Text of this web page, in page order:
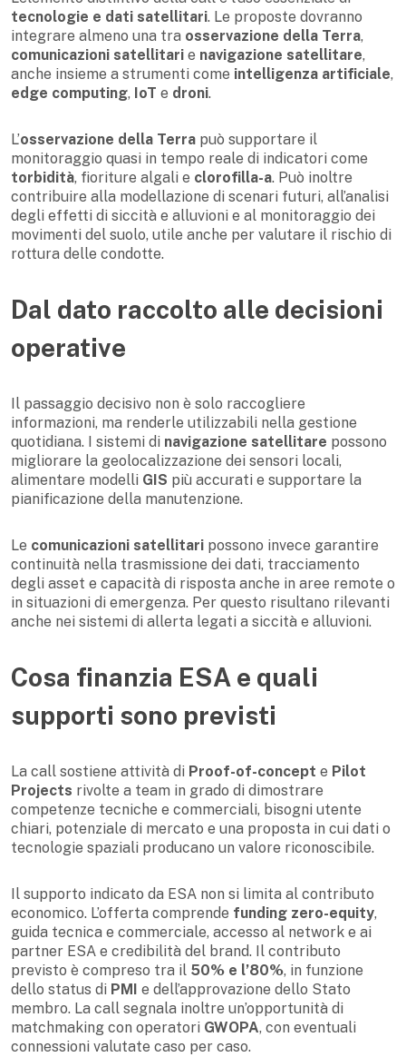
tecnologie e dati satellitari. Le proposte dovranno
integrare almeno una tra osservazione della Terra,
comunicazioni satellitari e navigazione satellitare,
anche insieme a strumenti come intelligenza artificiale,
edge computing, IoT e droni.
L’osservazione della Terra può supportare il
monitoraggio quasi in tempo reale di indicatori come
torbidità, fioriture algali e clorofilla-a. Può inoltre
contribuire alla modellazione di scenari futuri, all’analisi
degli effetti di siccità e alluvioni e al monitoraggio dei
movimenti del suolo, utile anche per valutare il rischio di
rottura delle condotte.
Dal dato raccolto alle decisioni
operative
Il passaggio decisivo non è solo raccogliere
informazioni, ma renderle utilizzabili nella gestione
quotidiana. I sistemi di navigazione satellitare possono
migliorare la geolocalizzazione dei sensori locali,
alimentare modelli GIS più accurati e supportare la
pianificazione della manutenzione.
Le comunicazioni satellitari possono invece garantire
continuità nella trasmissione dei dati, tracciamento
degli asset e capacità di risposta anche in aree remote o
in situazioni di emergenza. Per questo risultano rilevanti
anche nei sistemi di allerta legati a siccità e alluvioni.
Cosa finanzia ESA e quali
supporti sono previsti
La call sostiene attività di Proof-of-concept e Pilot
Projects rivolte a team in grado di dimostrare
competenze tecniche e commerciali, bisogni utente
chiari, potenziale di mercato e una proposta in cui dati o
tecnologie spaziali producano un valore riconoscibile.
Il supporto indicato da ESA non si limita al contributo
economico. L’offerta comprende funding zero-equity,
guida tecnica e commerciale, accesso al network e ai
partner ESA e credibilità del brand. Il contributo
previsto è compreso tra il 50% e l’80%, in funzione
dello status di PMI e dell’approvazione dello Stato
membro. La call segnala inoltre un’opportunità di
matchmaking con operatori GWOPA, con eventuali
connessioni valutate caso per caso.